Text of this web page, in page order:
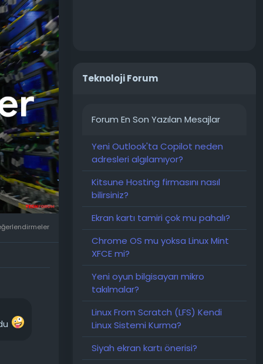
zeka için
ağ
Rubin
çıkarım
da
için yeni
biri
PB
Teknoloji Forum
Forum En Son Yazılan Mesajlar
Yeni Outlook'ta Copilot neden
adresleri algılamıyor?
Kitsune Hosting firmasını nasıl
bilirsiniz?
Ekran kartı tamiri çok mu pahalı?
Chrome OS mu yoksa Linux Mint
XFCE mi?
Yeni oyun bilgisayarı mikro
takılmalar?
Linux From Scratch (LFS) Kendi
Linux Sistemi Kurma?
Siyah ekran kartı önerisi?